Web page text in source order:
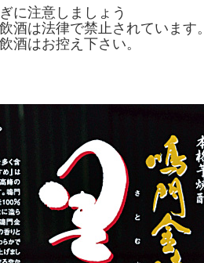
に注意しましょう
酒は法律で禁止されています。
酒はお控え下さい。